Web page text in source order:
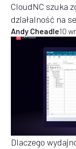
CloudNC szuka
działalność na
Andy Cheadle10
Dlaczego